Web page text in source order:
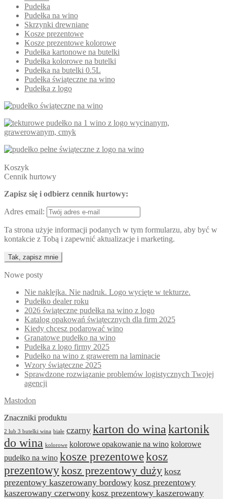
Pudełka
Pudełka na wino
Skrzynki drewniane
Kosze prezentowe
Kosze prezentowe kolorowe
Pudełka kartonowe na butelki
Pudełka kolorowe na butelki
Pudełka na butelki 0.5L
Pudełka świąteczne na wino
Pudełka z logo
Koszyk
Cennik hurtowy
Zapisz się i odbierz cennik hurtowy:
Adres email:
Ta strona użyje informacji podanych w tym formularzu, aby być w
kontakcie z Tobą i zapewnić aktualizacje i marketing.
Nowe posty
Nie naklejka. Nie nadruk. Logo wycięte w tekturze.
Pudełko dealer roku
2026 świąteczne pudełka na wino z logo
Katalog opakowań świątecznych dla firm 2025
Kiedy chcesz podarować wino
Granatowe pudełko na wino
Pudełka z logo firmy 2025
Pudełko na wino z grawerem na laminacie
Wzory świąteczne 2025
Sprawdzone rozwiązanie problemów logistycznych Twojej
agencji
Mastodon
Znaczniki produktu
2 lub 3 butelki wina białe czarny karton do wina kartonik
do wina kolorowe kolorowe opakowanie na wino kolorowe
pudełko na wino kosze prezentowekosz
prezentowykosz prezentowy duży kosz
prezentowy kaszerowany bordowy kosz prezentowy
kaszerowany czerwony kosz prezentowy kaszerowany